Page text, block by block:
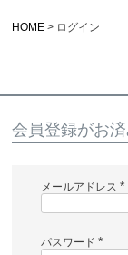
HOME ログイン
会員登録がお
メールアドレス
パスワード